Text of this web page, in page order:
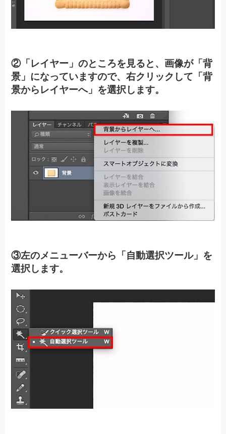
②「レイヤー」のところを見ると、画像が「背
景」になっていますので、右クリックして「背
景からレイヤーへ」を選択します。
③左のメニューバーから「自動選択ツール」を
選択します。